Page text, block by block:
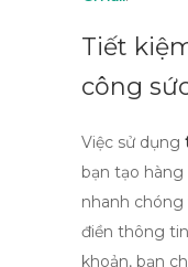
Tiết
công
Việc sử dụng
bạn tạo
nhanh chóng
điền thông
khoản, bạn